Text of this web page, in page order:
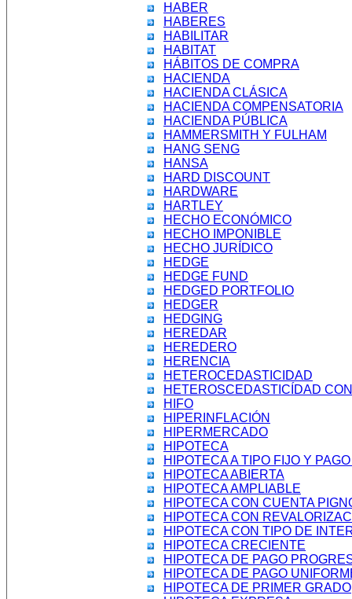
HABER
HABERES
HABILITAR
HABITAT
HÁBITOS DE COMPRA
HACIENDA
HACIENDA CLÁSICA
HACIENDA COMPENSATORIA
HACIENDA PÚBLICA
HAMMERSMITH Y FULHAM
HANG SENG
HANSA
HARD DISCOUNT
HARDWARE
HARTLEY
HECHO ECONÓMICO
HECHO IMPONIBLE
HECHO JURÍDICO
HEDGE
HEDGE FUND
HEDGED PORTFOLIO
HEDGER
HEDGING
HEREDAR
HEREDERO
HERENCIA
HETEROCEDASTICIDAD
HETEROSCEDASTICÍDAD
HIFO
HIPERINFLACIÓN
HIPERMERCADO
HIPOTECA
HIPOTECA A TIPO FIJO Y
HIPOTECA ABIERTA
HIPOTECA AMPLIABLE
HIPOTECA CON CUENTA
HIPOTECA CON
HIPOTECA CON TIPO DE
HIPOTECA CRECIENTE
HIPOTECA DE PAGO
HIPOTECA DE PAGO
HIPOTECA DE PRIMER GRADO